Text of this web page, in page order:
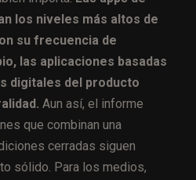
los niveles más altos de
su frecuencia de
las aplicaciones basadas
digitales del producto
Aun así, el informe
que combinan una
cerradas siguen
sólido. Para los medios,